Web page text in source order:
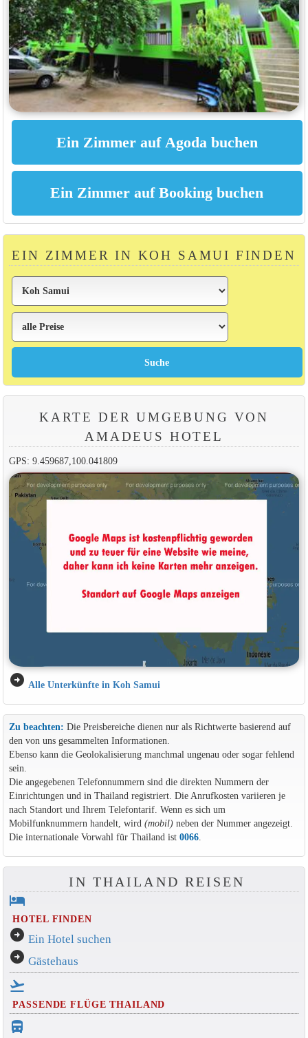
EIN ZIMMER IN KOH SAMUI FINDEN
KARTE DER UMGEBUNG VON
AMADEUS HOTEL
GPS: 9.459687,100.041809
arrow_circle_right Alle Unterkünfte in Koh Samui
Zu beachten: Die Preisbereiche dienen nur als Richtwerte basierend auf
den von uns gesammelten Informationen.
Ebenso kann die Geolokalisierung manchmal ungenau oder sogar fehlend
sein.
Die angegebenen Telefonnummern sind die direkten Nummern der
Einrichtungen und in Thailand registriert. Die Anrufkosten variieren je
nach Standort und Ihrem Telefontarif. Wenn es sich um
Mobilfunknummern handelt, wird (mobil)neben der Nummer angezeigt.
Die internationale Vorwahl für Thailand ist 0066.
IN THAILAND REISEN
hotel
HOTEL FINDEN
arrow_circle_right Ein Hotel suchen
arrow_circle_right Gästehaus
flight_takeoff
PASSENDE FLÜGE THAILAND
directions_bus_filled